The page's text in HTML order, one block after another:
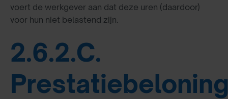
voert de werkgever aan dat deze uren (daardoor)
voor hun niet belastend zijn.
2.6.2.C.